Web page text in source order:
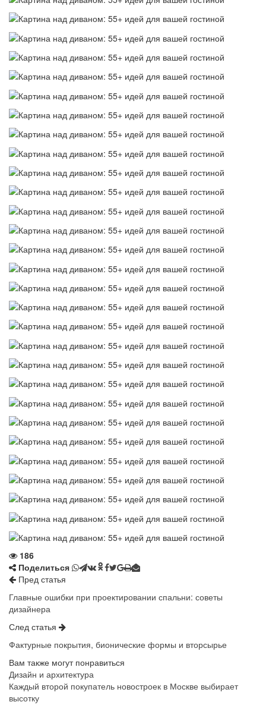
186
Поделиться
Пред статья
Главные ошибки при проектировании спальни: советы
дизайнера
След статья
Фактурные покрытия, бионические формы и вторсырье
Вам также могут понравиться
Дизайн и архитектура
Каждый второй покупатель новостроек в Москве выбирает
высотку